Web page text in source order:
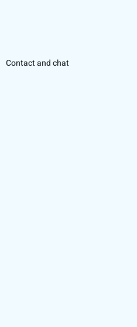
Contact and chat